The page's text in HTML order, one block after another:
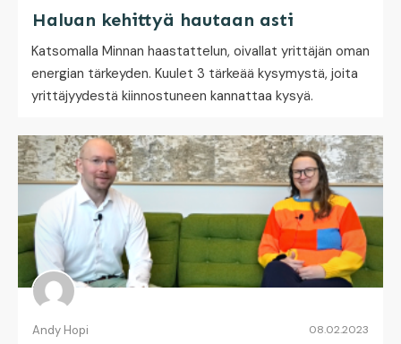
Haluan kehittyä hautaan asti
Katsomalla Minnan haastattelun, oivallat yrittäjän oman
energian tärkeyden. Kuulet 3 tärkeää kysymystä, joita
yrittäjyydestä kiinnostuneen kannattaa kysyä.
Andy Hopi 08.02.2023